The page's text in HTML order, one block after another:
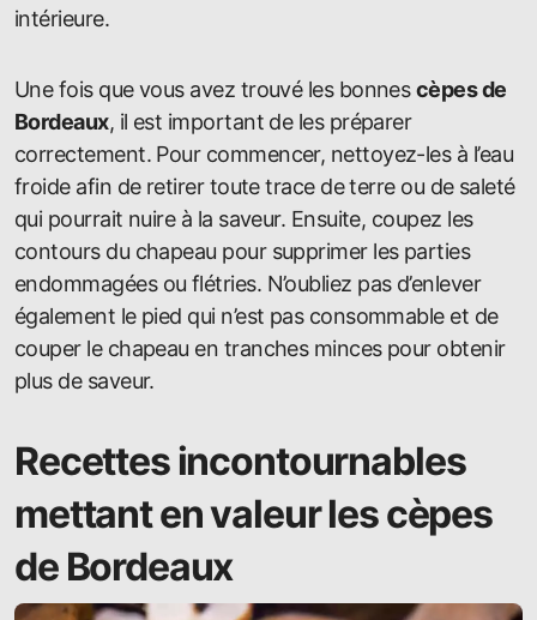
intérieure.
Une fois que vous avez trouvé les bonnescèpes de
Bordeaux, il est important de les préparer
correctement. Pour commencer, nettoyez-les à l’eau
froide afin de retirer toute trace de terre ou de saleté
qui pourrait nuire à la saveur. Ensuite, coupez les
contours du chapeau pour supprimer les parties
endommagées ou flétries. N’oubliez pas d’enlever
également le pied qui n’est pas consommable et de
couper le chapeau en tranches minces pour obtenir
plus de saveur.
Recettes incontournables
mettant en valeur les cèpes
de Bordeaux